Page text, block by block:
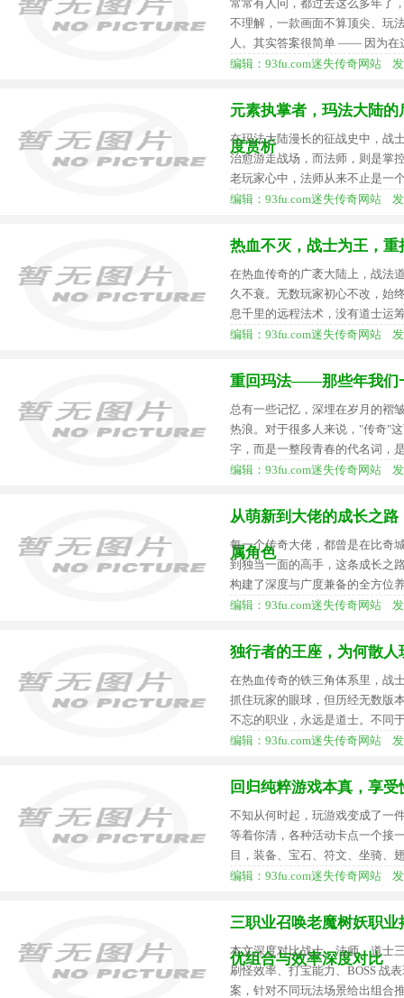
常常有人问，都过去这么多年了
不理解，一款画面不算顶尖、玩
人。其实答案很简单 —— 因为在
编辑：93fu.com迷失传奇网站
元素执掌者，玛法大陆
度赏析
在玛法大陆漫长的征战史中，战
治愈游走战场，而法师，则是掌
老玩家心中，法师从来不止是一
编辑：93fu.com迷失传奇网站
热血不灭，战士为王，
在热血传奇的广袤大陆上，战法
久不衰。无数玩家初心不改，始
息千里的远程法术，没有道士运
编辑：93fu.com迷失传奇网站
重回玛法——那些年我们
总有一些记忆，深埋在岁月的褶
热浪。对于很多人来说，"传奇"
字，而是一整段青春的代名词，
编辑：93fu.com迷失传奇网站
从萌新到大佬的成长之
属角色
每一个传奇大佬，都曾是在比奇
到独当一面的高手，这条成长之
构建了深度与广度兼备的全方位
编辑：93fu.com迷失传奇网站
独行者的王座，为何散人
在热血传奇的铁三角体系里，战
抓住玩家的眼球，但历经无数版
不忘的职业，永远是道士。不同
编辑：93fu.com迷失传奇网站
回归纯粹游戏本真，享
不知从何时起，玩游戏变成了一
等着你清，各种活动卡点一个接
目，装备、宝石、符文、坐骑
编辑：93fu.com迷失传奇网站
三职业召唤老魔树妖职
优组合与效率深度对比
本文深度对比战士、法师、道士
刷怪效率、打宝能力、BOSS 战
案，针对不同玩法场景给出组合